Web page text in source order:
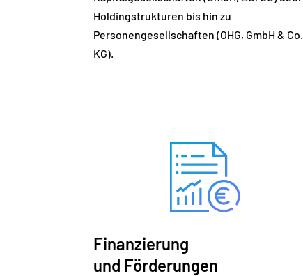
Holdingstrukturen bis hin zu
Personengesellschaften (OHG, GmbH & Co.
KG).
Finanzierung
und Förderungen